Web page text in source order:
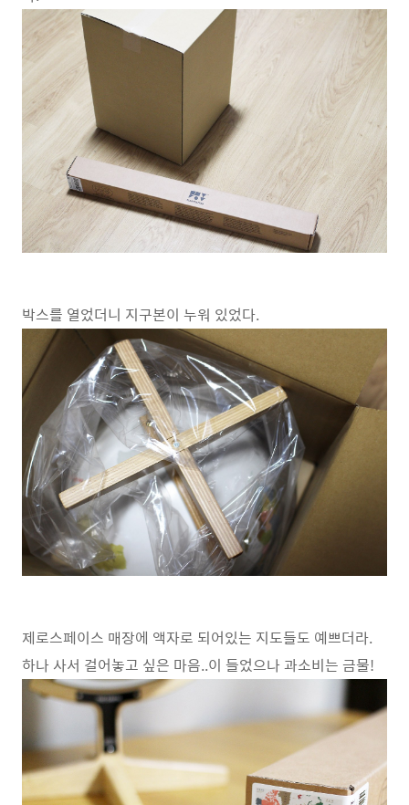
박스를 열었더니 지구본이 누워 있었다.
제로스페이스 매장에 액자로 되어있는 지도들도 예쁘더라.
하나 사서 걸어놓고 싶은 마음..이 들었으나 과소비는 금물!